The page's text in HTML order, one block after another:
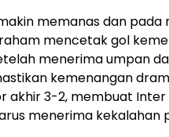
memanas dan pada
mencetak gol
menerima umpan
kemenangan
akhir 3-2, membuat Inter
menerima kekalahan